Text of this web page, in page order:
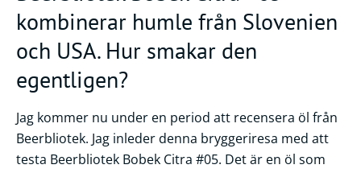
kombinerar humle från Slovenien
och USA. Hur smakar den
egentligen?
Jag kommer nu under en period att recensera öl från
Beerbliotek. Jag inleder denna bryggeriresa med att
testa Beerbliotek Bobek Citra #05. Det är en öl som